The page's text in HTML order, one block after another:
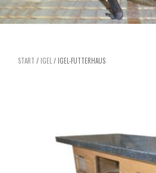
START / IGEL / IGEL-FUTTERHAUS